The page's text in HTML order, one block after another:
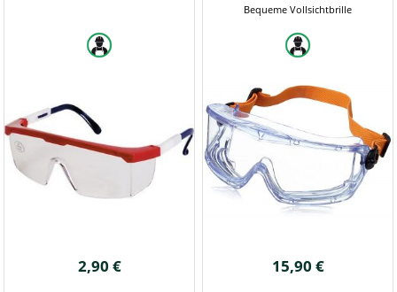
2,90 €
Bequeme Vollsichtbrille
15,90 €